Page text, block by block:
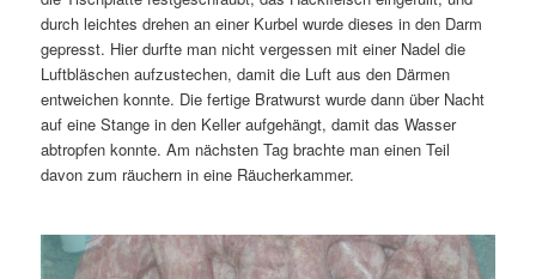
durch leichtes drehen an einer Kurbel wurde dieses in den Darm
gepresst. Hier durfte man nicht vergessen mit einer Nadel die
Luftbläschen aufzustechen, damit die Luft aus den Därmen
entweichen konnte. Die fertige Bratwurst wurde dann über Nacht
auf eine Stange in den Keller aufgehängt, damit das Wasser
abtropfen konnte. Am nächsten Tag brachte man einen Teil
davon zum räuchern in eine Räucherkammer.